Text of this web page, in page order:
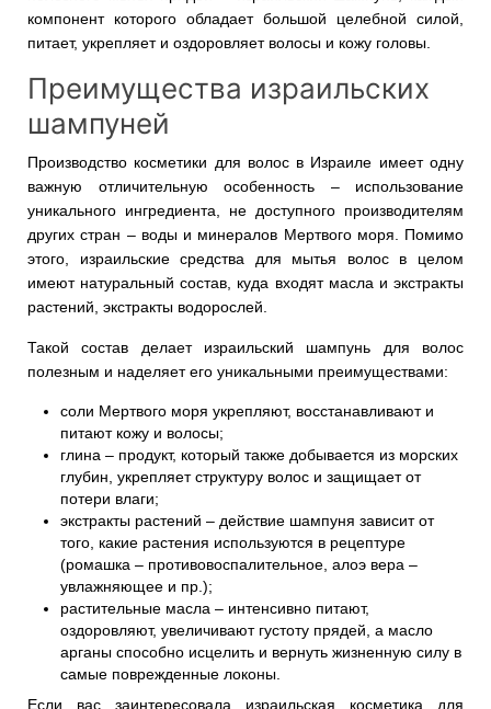
компонент которого обладает большой целебной силой,
питает, укрепляет и оздоровляет волосы и кожу головы.
Преимущества израильских
шампуней
Производство косметики для волос в Израиле имеет одну
важную отличительную особенность – использование
уникального ингредиента, не доступного производителям
других стран – воды и минералов Мертвого моря. Помимо
этого, израильские средства для мытья волос в целом
имеют натуральный состав, куда входят масла и экстракты
растений, экстракты водорослей.
Такой состав делает израильский шампунь для волос
полезным и наделяет его уникальными преимуществами:
соли Мертвого моря укрепляют, восстанавливают и
питают кожу и волосы;
глина – продукт, который также добывается из морских
глубин, укрепляет структуру волос и защищает от
потери влаги;
экстракты растений – действие шампуня зависит от
того, какие растения используются в рецептуре
(ромашка – противовоспалительное, алоэ вера –
увлажняющее и пр.);
растительные масла – интенсивно питают,
оздоровляют, увеличивают густоту прядей, а масло
арганы способно исцелить и вернуть жизненную силу в
самые поврежденные локоны.
Если вас заинтересовала израильская косметика для